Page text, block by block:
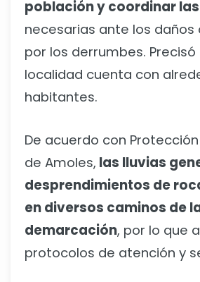
población y coordinar
necesarias ante los daños
por los derrumbes. Precisó
localidad cuenta con
habitantes.
De acuerdo con Protección
de Amoles, las lluvias
desprendimientos de
en diversos caminos de
demarcación, por lo que
protocolos de atención y